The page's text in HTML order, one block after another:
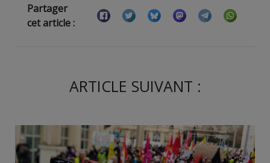
Partager
cet article :
ARTICLE SUIVANT :